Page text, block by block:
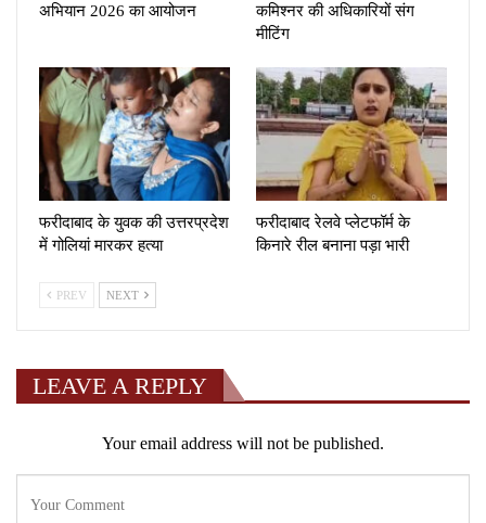
अभियान 2026 का आयोजन
कमिश्नर की अधिकारियों संग
मीटिंग
फरीदाबाद के युवक की उत्तरप्रदेश
में गोलियां मारकर हत्या
फरीदाबाद रेलवे प्लेटफॉर्म के
किनारे रील बनाना पड़ा भारी
PREV NEXT
LEAVE A REPLY
Your email address will not be published.